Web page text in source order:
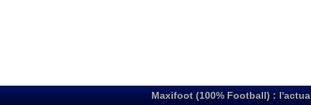
Maxifoot (100% Football) :